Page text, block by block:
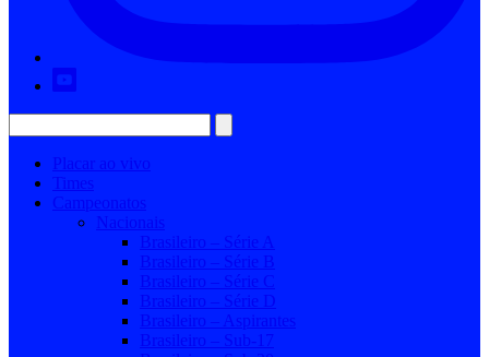
Placar ao vivo
Times
Campeonatos
Nacionais
Brasileiro – Série A
Brasileiro – Série B
Brasileiro – Série C
Brasileiro – Série D
Brasileiro – Aspirantes
Brasileiro – Sub-17